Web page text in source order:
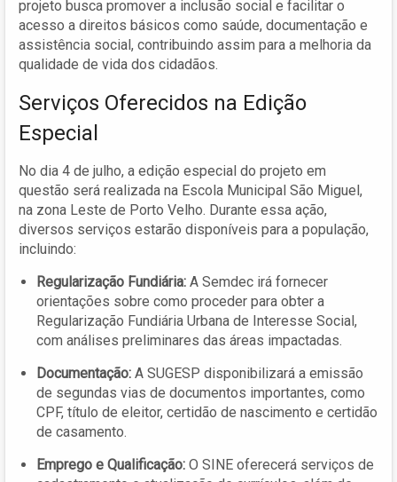
projeto busca promover a inclusão social e facilitar o
acesso a direitos básicos como saúde, documentação e
assistência social, contribuindo assim para a melhoria da
qualidade de vida dos cidadãos.
Serviços Oferecidos na Edição
Especial
No dia 4 de julho, a edição especial do projeto em
questão será realizada na Escola Municipal São Miguel,
na zona Leste de Porto Velho. Durante essa ação,
diversos serviços estarão disponíveis para a população,
incluindo:
Regularização Fundiária: A Semdec irá fornecer
orientações sobre como proceder para obter a
Regularização Fundiária Urbana de Interesse Social,
com análises preliminares das áreas impactadas.
Documentação: A SUGESP disponibilizará a emissão
de segundas vias de documentos importantes, como
CPF, título de eleitor, certidão de nascimento e certidão
de casamento.
Emprego e Qualificação: O SINE oferecerá serviços de